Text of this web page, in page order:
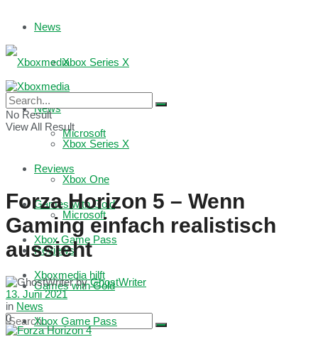
News
Xbox Series X
Microsoft
Reviews
Games with Gold
Xbox Game Pass
Xboxmedia hilft
News
Xbox Series X
Xbox One
Microsoft
Reviews
Games with Gold
Xbox Game Pass
No Result
View All Result
Forza Horizon 5 – Wenn
Gaming einfach realistisch
aussieht
by GhostWriter
13. Juni 2021
in News
0